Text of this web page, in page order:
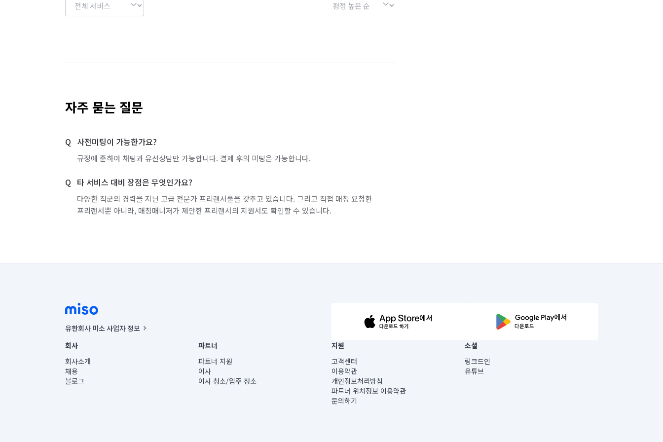
자주 묻는 질문
사전미팅이 가능한가요?
규정에 준하여 채팅과 유선상담만 가능합니다. 결제 후의 미팅은 가능합니다.
타 서비스 대비 장점은 무엇인가요?
다양한 직군의 경력을 지닌 고급 전문가 프리랜서풀을 갖추고 있습니다. 그리고 직접 매칭 요청한
프리랜서뿐 아니라, 매칭매니저가 제안한 프리랜서의 지원서도 확인할 수 있습니다.
유한회사 미소 사업자 정보
사업자등록번호 : 291-87-00271 | 인허가번호 : 2016-3220163-14-5-00019 |
통신판매신고번호 : 2024-서울종로-1400(공정거래위원회 정보) |
대표이사 : CHING VICTOR COLUMBIA RHEE
주소 | 본사: 서울특별시 종로구 율곡로 6(중학동, 트윈트리빌딩) B동 5층
컨택센터 : 서울특별시 종로구 수송동 율곡로 24, 7층, 8층 미소
회사
회사소개
채용
블로그
파트너
파트너 지원
이사
이사 청소/입주 청소
지원
고객센터
이용약관
개인정보처리방침
파트너 위치정보 이용약관
문의하기
소셜
링크드인
유튜브